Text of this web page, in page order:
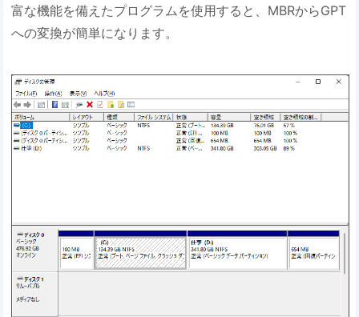
富な機能を備えたプログラムを使用すると、MBRからGPT
への変換が簡単になります。